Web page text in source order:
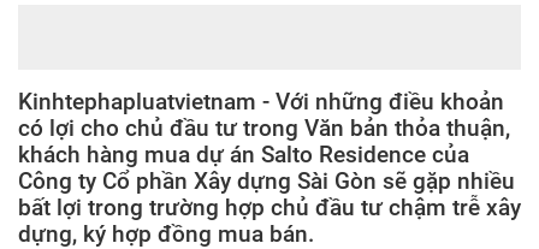
Kinhtephapluatvietnam - Với những điều khoản
có lợi cho chủ đầu tư trong Văn bản thỏa thuận,
khách hàng mua dự án Salto Residence của
Công ty Cổ phần Xây dựng Sài Gòn sẽ gặp nhiều
bất lợi trong trường hợp chủ đầu tư chậm trễ xây
dựng, ký hợp đồng mua bán.